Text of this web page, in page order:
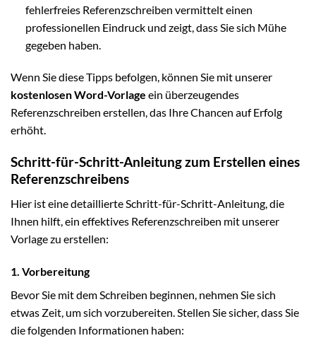
fehlerfreies Referenzschreiben vermittelt einen
professionellen Eindruck und zeigt, dass Sie sich Mühe
gegeben haben.
Wenn Sie diese Tipps befolgen, können Sie mit unserer
kostenlosen Word-Vorlage ein überzeugendes
Referenzschreiben erstellen, das Ihre Chancen auf Erfolg
erhöht.
Schritt-für-Schritt-Anleitung zum Erstellen eines
Referenzschreibens
Hier ist eine detaillierte Schritt-für-Schritt-Anleitung, die
Ihnen hilft, ein effektives Referenzschreiben mit unserer
Vorlage zu erstellen:
1. Vorbereitung
Bevor Sie mit dem Schreiben beginnen, nehmen Sie sich
etwas Zeit, um sich vorzubereiten. Stellen Sie sicher, dass Sie
die folgenden Informationen haben: